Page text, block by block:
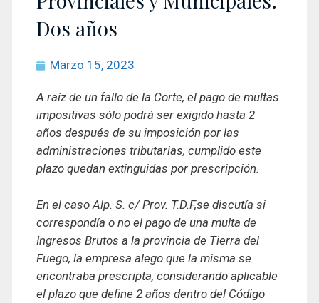
Dos años
Marzo 15, 2023
A raíz de un fallo de la Corte, el pago de multas
impositivas sólo podrá ser exigido hasta 2
años después de su imposición por las
administraciones tributarias, cumplido este
plazo quedan extinguidas por prescripción.
En el caso Alp. S. c/ Prov. T.D.F,se discutía si
correspondía o no el pago de una multa de
Ingresos Brutos a la provincia de Tierra del
Fuego, la empresa alego que la misma se
encontraba prescripta, considerando aplicable
el plazo que define 2 años dentro del Código